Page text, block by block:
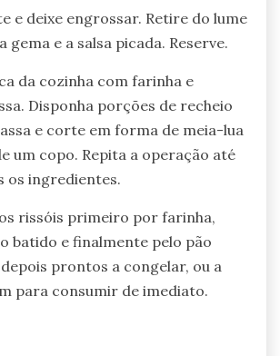
e deixe engrossar. Retire do lume
gema e a salsa picada. Reserve.
da cozinha com farinha e
Disponha porções de recheio
e corte em forma de meia-lua
um copo. Repita a operação até
os ingredientes.
rissóis primeiro por farinha,
batido e finalmente pelo pão
prontos a congelar, ou a
para consumir de imediato.